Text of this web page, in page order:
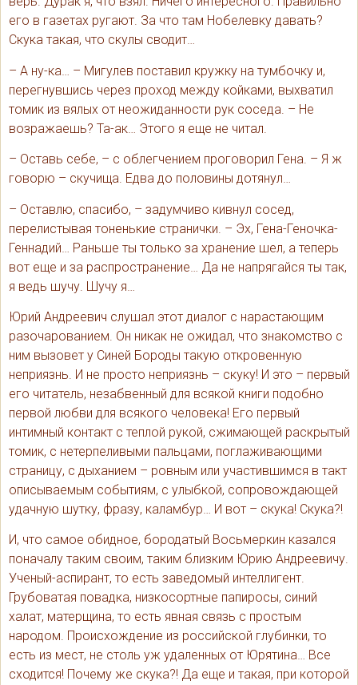
его в газетах ругают. За что там Нобелевку давать?
Скука такая, что скулы сводит…
– А ну-ка… – Мигулев поставил кружку на тумбочку и,
перегнувшись через проход между койками, выхватил
томик из вялых от неожиданности рук соседа. – Не
возражаешь? Та-ак… Этого я еще не читал.
– Оставь себе, – с облегчением проговорил Гена. – Я ж
говорю – скучища. Едва до половины дотянул…
– Оставлю, спасибо, – задумчиво кивнул сосед,
перелистывая тоненькие странички. – Эх, Гена-Геночка-
Геннадий… Раньше ты только за хранение шел, а теперь
вот еще и за распространение… Да не напрягайся ты так,
я ведь шучу. Шучу я…
Юрий Андреевич слушал этот диалог с нарастающим
разочарованием. Он никак не ожидал, что знакомство с
ним вызовет у Синей Бороды такую откровенную
неприязнь. И не просто неприязнь – скуку! И это – первый
его читатель, незабвенный для всякой книги подобно
первой любви для всякого человека! Его первый
интимный контакт с теплой рукой, сжимающей раскрытый
томик, с нетерпеливыми пальцами, поглаживающими
страницу, с дыханием – ровным или участившимся в такт
описываемым событиям, с улыбкой, сопровождающей
удачную шутку, фразу, каламбур… И вот – скука! Скука?!
И, что самое обидное, бородатый Восьмеркин казался
поначалу таким своим, таким близким Юрию Андреевичу.
Ученый-аспирант, то есть заведомый интеллигент.
Грубоватая повадка, низкосортные папиросы, синий
халат, матерщина, то есть явная связь с простым
народом. Происхождение из российской глубинки, то
есть из мест, не столь уж удаленных от Юрятина… Все
сходится! Почему же скука?! Да еще и такая, при которой